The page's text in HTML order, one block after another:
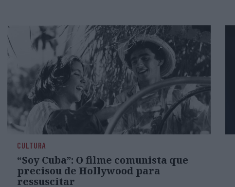
CULTURA
“Soy Cuba”: O filme comunista que
precisou de Hollywood para
ressuscitar